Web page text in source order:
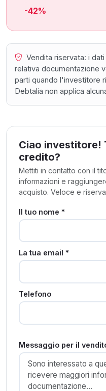
-42%
Vendita riservata: i
relativa documentazione
parti quando l'investitore
Debtalia non applica
Ciao investitore!
credito?
Mettiti in contatto con il
informazioni e
acquisto. Veloce e
Il tuo nome *
La tua email *
Telefono
Messaggio per il